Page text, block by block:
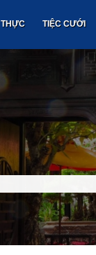
TIỆC CƯỚI